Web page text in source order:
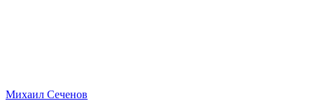
Михаил Сеченов